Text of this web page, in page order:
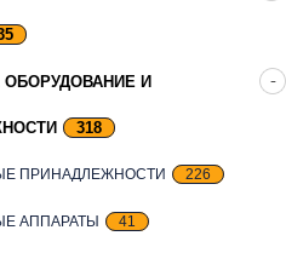
И
318
ПРИНАДЛЕЖНОСТИ 226
АППАРАТЫ 41